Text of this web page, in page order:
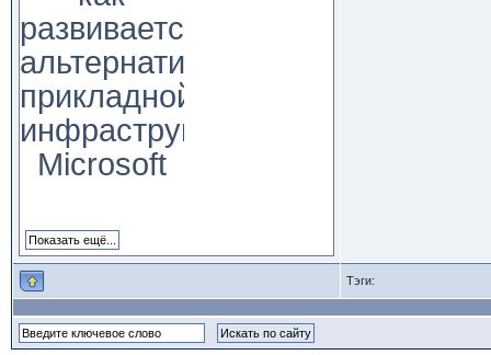
развивается
альтернатива
прикладной
инфраструктуре
Microsoft
Тэги: